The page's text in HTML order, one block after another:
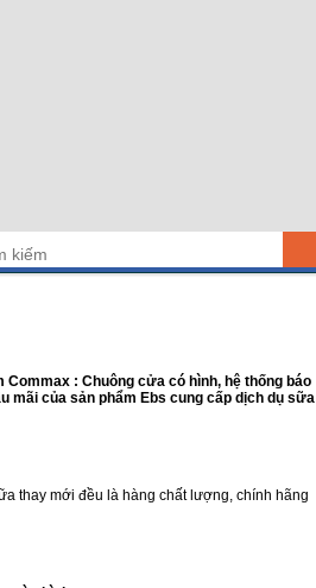
Commax : Chuông cửa có hình, hệ thống báo
mãi của sản phẩm Ebs cung cấp dịch dụ sữa
thay mới đều là hàng chất lượng, chính hãng